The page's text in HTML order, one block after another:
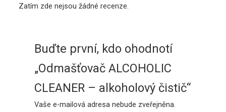
Zatím zde nejsou žádné recenze.
Buďte první, kdo ohodnotí
„Odmašťovač ALCOHOLIC
CLEANER – alkoholový čistič“
Vaše e-mailová adresa nebude zveřejněna.